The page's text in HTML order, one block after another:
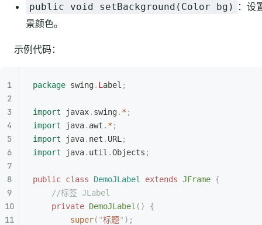
public void setBackground(Color bg)
：设
景颜色。
示例代码：
package swing. L abel ;
import javax. swing. * ;
import java. awt . * ;
import java. net . URL ;
import java. util .Objects ;
public class DemoJLabel extends JFrame {
    //标签 JLabel
    private
DemoJLabel ()
{
        super
( "标题" );